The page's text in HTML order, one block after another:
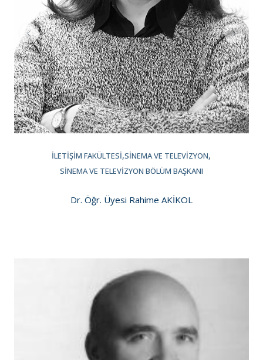
İLETIŞIM FAKÜLTESI SINEMA VE TELEVIZYON
SINEMA VE TELEVIZYON BÖLÜM BAŞKANI
Dr. Öğr. Üyesi Rahime AKİKOL